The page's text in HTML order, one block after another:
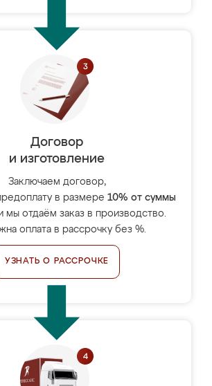
Договор
и изготовление
Заключаем договор,
в размере 10% от суммы
мы отдаём заказ в производство.
оплата в рассрочку без %.
УЗНАТЬ О РАССРОЧКЕ